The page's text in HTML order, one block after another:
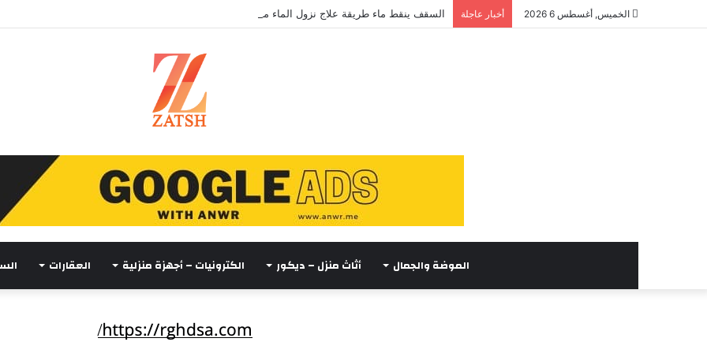
الخميس, أغسطس 6 2026 أخبار عاجلة السقف ينقط ماء طريقة علاج نزول الماء من السقف
الموضة والجمال أثاث منزل – ديكور الكترونيات – أجهزة منزلية العقارات